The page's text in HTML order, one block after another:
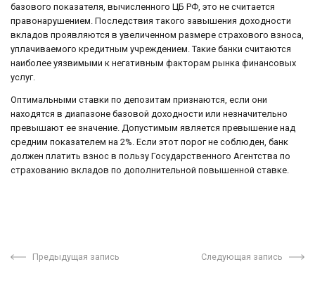
базового показателя, вычисленного ЦБ РФ, это не считается
правонарушением. Последствия такого завышения доходности
вкладов проявляются в увеличенном размере страхового взноса,
уплачиваемого кредитным учреждением. Такие банки считаются
наиболее уязвимыми к негативным факторам рынка финансовых
услуг.
Оптимальными ставки по депозитам признаются, если они
находятся в диапазоне базовой доходности или незначительно
превышают ее значение. Допустимым является превышение над
средним показателем на 2%. Если этот порог не соблюден, банк
должен платить взнос в пользу Государственного Агентства по
страхованию вкладов по дополнительной повышенной ставке.
Предыдущая запись Следующая запись